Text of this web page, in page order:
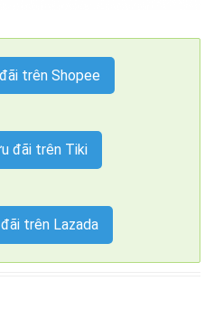
trên Shopee
đãi trên Tiki
trên Lazada